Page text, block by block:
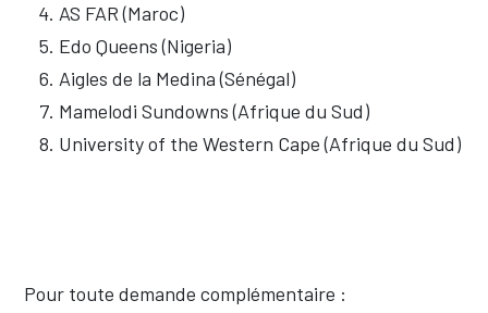
AS FAR (Maroc)
Edo Queens (Nigeria)
Aigles de la Medina (Sénégal)
Mamelodi Sundowns (Afrique du Sud)
University of the Western Cape (Afrique du Sud)
Pour toute demande complémentaire :